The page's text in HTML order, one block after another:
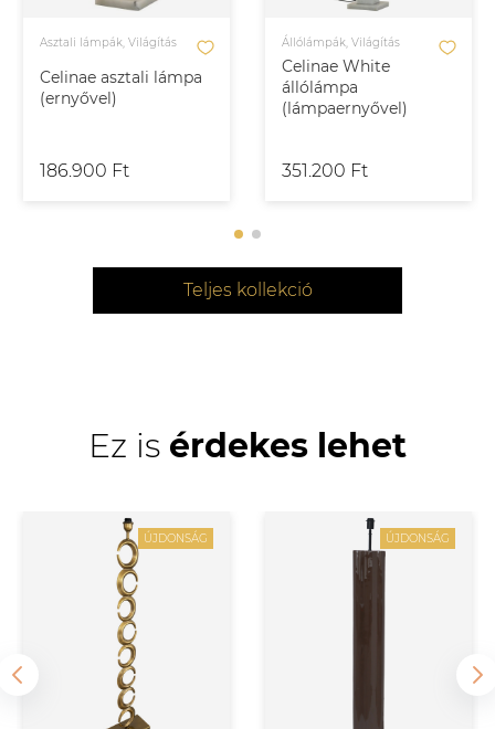
Celinae asztali lámpa
(ernyővel)
Asztali lámpák, Világítás
186.900 Ft
Celinae White
állólámpa
(lámpaernyővel)
Állólámpák, Világítás
351.200 Ft
Teljes kollekció
Ez is érdekes lehet
ÚJDONSÁG ÚJDONSÁG